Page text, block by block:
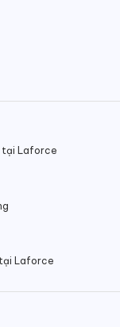
tại Laforce
Laforce